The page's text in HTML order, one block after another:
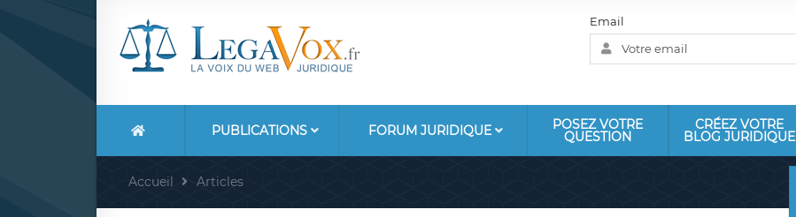
Email
PUBLICATIONS FORUM JURIDIQUE POSEZ VOTRE
QUESTION
CRÉEZ VOTRE
BLOG JURIDIQUE
Accueil Articles